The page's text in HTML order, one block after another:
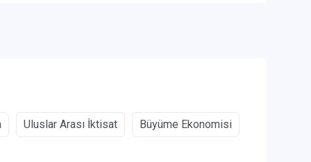
Uluslar Arası İktisat Büyüme Ekonomisi